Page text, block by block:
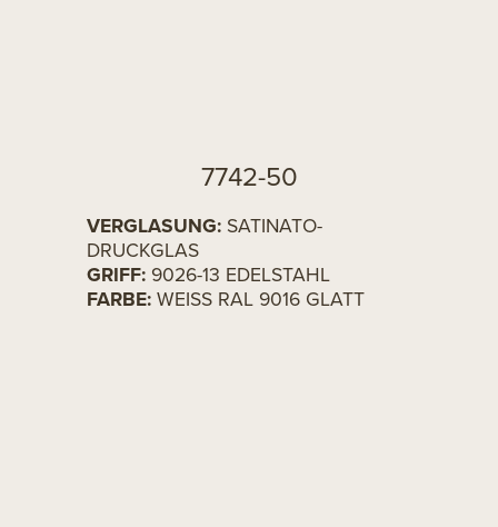
7742-50
VERGLASUNG: SATINATO-
DRUCKGLAS
GRIFF: 9026-13 EDELSTAHL
FARBE: WEISS RAL 9016 GLATT